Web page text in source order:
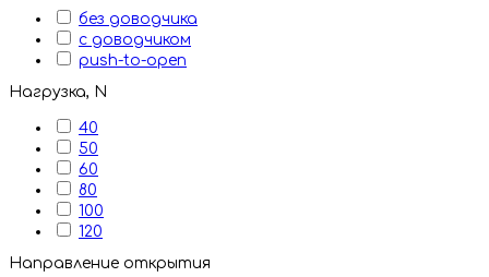
без доводчика
с доводчиком
push-to-open
Нагрузка, N
40
50
60
80
100
120
Направление открытия